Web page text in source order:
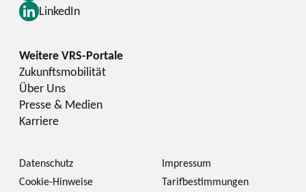
LinkedIn
Zukunftsmobilität
Über Uns
Presse & Medien
Karriere
Datenschutz
Impressum
Cookie-Hinweise
Tarifbestimmungen